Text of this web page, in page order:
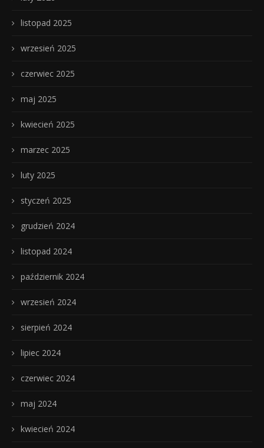
listopad 2025
wrzesień 2025
czerwiec 2025
maj 2025
kwiecień 2025
marzec 2025
luty 2025
styczeń 2025
grudzień 2024
listopad 2024
październik 2024
wrzesień 2024
sierpień 2024
lipiec 2024
czerwiec 2024
maj 2024
kwiecień 2024